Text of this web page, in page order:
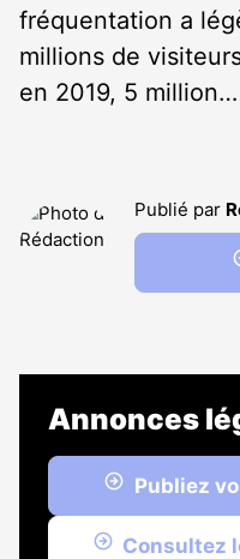
fréquentation a
millions de
en 2019, 5 million…
Publié par
Annonces
Publiez
Consultez